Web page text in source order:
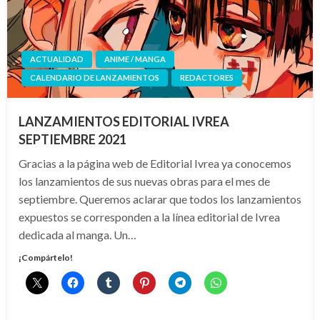
ACTUALIDAD
ANIME / MANGA
CALENDARIO DE LANZAMIENTOS
REDACTORES
LANZAMIENTOS EDITORIAL IVREA
SEPTIEMBRE 2021
Gracias a la página web de Editorial Ivrea ya conocemos
los lanzamientos de sus nuevas obras para el mes de
septiembre. Queremos aclarar que todos los lanzamientos
expuestos se corresponden a la línea editorial de Ivrea
dedicada al manga. Un…
¡Compártelo!